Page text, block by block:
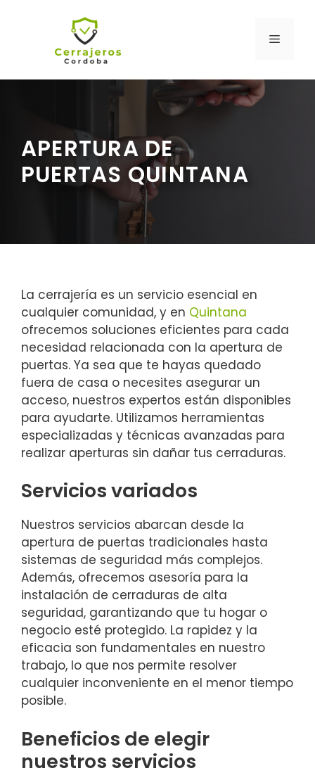
MENÚ
APERTURA DE
PUERTAS QUINTANA
La cerrajería es un servicio esencial en
cualquier comunidad, y en Quintana
ofrecemos soluciones eficientes para cada
necesidad relacionada con la apertura de
puertas. Ya sea que te hayas quedado
fuera de casa o necesites asegurar un
acceso, nuestros expertos están disponibles
para ayudarte. Utilizamos herramientas
especializadas y técnicas avanzadas para
realizar aperturas sin dañar tus cerraduras.
Servicios variados
Nuestros servicios abarcan desde la
apertura de puertas tradicionales hasta
sistemas de seguridad más complejos.
Además, ofrecemos asesoría para la
instalación de cerraduras de alta
seguridad, garantizando que tu hogar o
negocio esté protegido. La rapidez y la
eficacia son fundamentales en nuestro
trabajo, lo que nos permite resolver
cualquier inconveniente en el menor tiempo
posible.
Beneficios de elegir
nuestros servicios